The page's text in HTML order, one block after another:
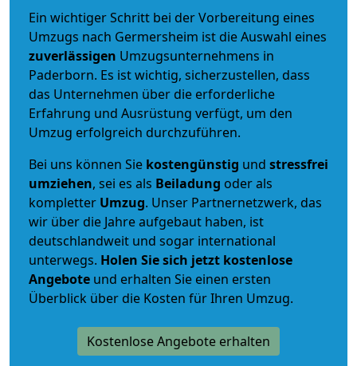
Ein wichtiger Schritt bei der Vorbereitung eines
Umzugs nach Germersheim ist die Auswahl eines
zuverlässigen Umzugsunternehmens in
Paderborn. Es ist wichtig, sicherzustellen, dass
das Unternehmen über die erforderliche
Erfahrung und Ausrüstung verfügt, um den
Umzug erfolgreich durchzuführen.
Bei uns können Sie kostengünstig und stressfrei
umziehen, sei es als Beiladung oder als
kompletter Umzug. Unser Partnernetzwerk, das
wir über die Jahre aufgebaut haben, ist
deutschlandweit und sogar international
unterwegs. Holen Sie sich jetzt kostenlose
Angebote und erhalten Sie einen ersten
Überblick über die Kosten für Ihren Umzug.
Kostenlose Angebote erhalten